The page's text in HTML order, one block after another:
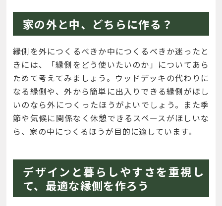
家の外と中、どちらに作る？
縁側を外につくるべきか中につくるべきか迷ったと
きには、「縁側をどう使いたいのか」についてあら
ためて考えてみましょう。ウッドデッキの代わりに
なる縁側や、外から簡単に出入りできる縁側がほし
いのなら外につくったほうがよいでしょう。また季
節や気候に関係なく休憩できるスペースがほしいな
ら、家の中につくるほうが目的に適しています。
デザインと暮らしやすさを重視し
て、最適な縁側を作ろう